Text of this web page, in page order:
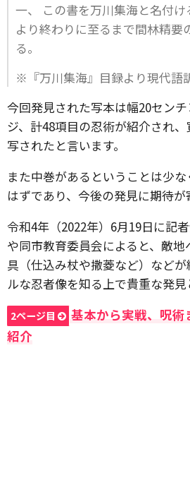
一、 この書を万川集海と名付
より終わりに至るまで間林精要
る。
※『万川集海』目録より現代語
今回発見された写本は幅20セン
ジ、計48項目の忍術が紹介され
写されたと言います。
また中巻があるということは少
はずであり、今後の発見に期待が
令和4年（2022年）6月19日に記
や同市教育委員会によると、敵
具（仕込み杖や撒菱など）など
ルな忍者像を知る上で貴重な発見
2ページ目
基本から実戦、呪
紹介